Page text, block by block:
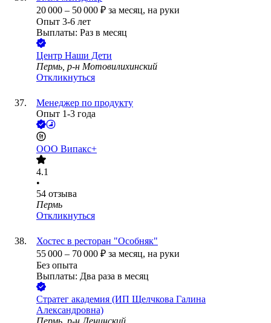
20 000 – 50 000 ₽ за месяц, на руки
Опыт 3-6 лет
Выплаты: Раз в месяц
Центр Наши Дети
Пермь, р-н Мотовилихинский
Откликнуться
Менеджер по продукту
Опыт 1-3 года
ООО Випакс+
4.1
•
54 отзыва
Пермь
Откликнуться
Хостес в ресторан "Особняк"
55 000 – 70 000 ₽ за месяц, на руки
Без опыта
Выплаты: Два раза в месяц
Стратег академия (ИП Щелчкова Галина
Александровна)